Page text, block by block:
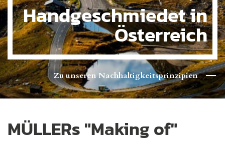
Handgeschmiedet in
Österreich
Zu unseren Nachhaltigkeitsprinzipien
MÜLLERs "Making of"